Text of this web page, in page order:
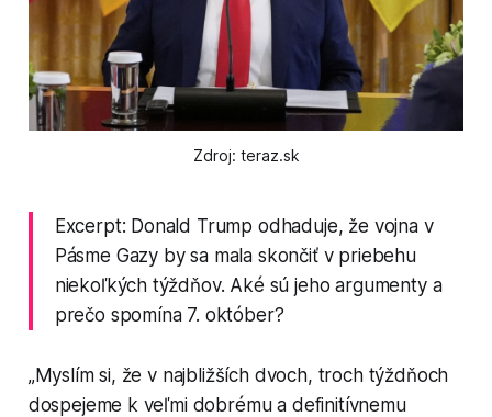
Zdroj: teraz.sk
Excerpt: Donald Trump odhaduje, že vojna v
Pásme Gazy by sa mala skončiť v priebehu
niekoľkých týždňov. Aké sú jeho argumenty a
prečo spomína 7. október?
„Myslím si, že v najbližších dvoch, troch týždňoch
dospejeme k veľmi dobrému a definitívnemu